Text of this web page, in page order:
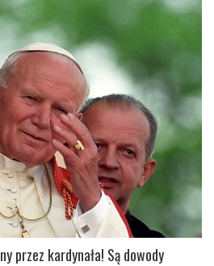
przez kardynała! Są dowody